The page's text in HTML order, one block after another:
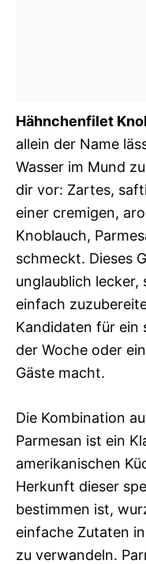
Hähnchenfilet
allein der Name
Wasser im Mund
dir vor: Zartes,
einer cremigen,
Knoblauch,
schmeckt. Dieses
unglaublich lecker,
einfach
Kandidaten für ein
der Woche oder
Gäste macht.
Die Kombination
Parmesan ist ein
amerikanischen
Herkunft dieser
bestimmen ist,
einfache Zutaten
zu verwandeln.